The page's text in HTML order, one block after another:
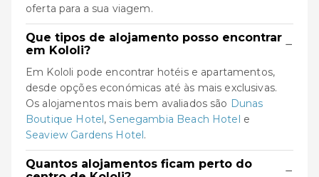
oferta para a sua viagem.
Que tipos de alojamento posso encontrar
em Kololi?
−
Em Kololi pode encontrar hotéis e apartamentos,
desde opções económicas até às mais exclusivas.
Os alojamentos mais bem avaliados são Dunas
Boutique Hotel,Senegambia Beach Hotel e
Seaview Gardens Hotel.
Quantos alojamentos ficam perto do
−